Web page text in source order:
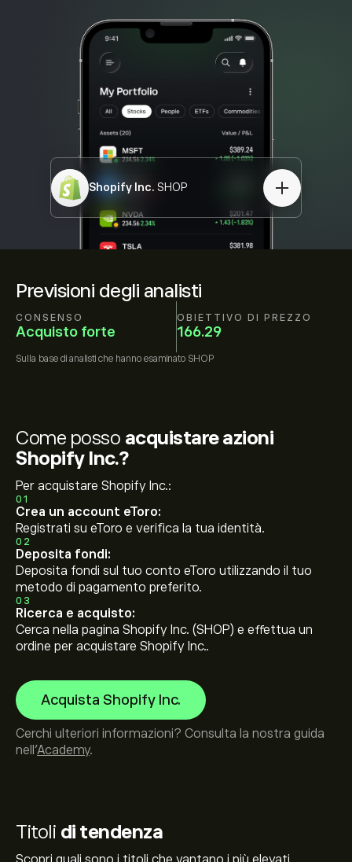
Previsioni degli analisti
CONSENSO
Acquisto forte
OBIETTIVO DI PREZZO
166.29
Sulla base di analisti che hanno esaminato SHOP
Shopify Inc. SHOP
Titoli di tendenza
Come posso acquistare azioni
Shopify Inc.?
Per acquistare Shopify Inc.:
01
Crea un account eToro:
Registrati su eToro e verifica la tua identità.
02
Deposita fondi:
Deposita fondi sul tuo conto eToro utilizzando il tuo
metodo di pagamento preferito.
03
Ricerca e acquisto:
Cerca nella pagina Shopify Inc. (SHOP) e effettua un
ordine per acquistare Shopify Inc..
Acquista Shopify Inc.
Cerchi ulteriori informazioni? Consulta la nostra guida
nell’Academy.